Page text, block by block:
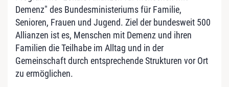
Demenz" des Bundesministeriums für Familie,
Senioren, Frauen und Jugend. Ziel der bundesweit 500
Allianzen ist es, Menschen mit Demenz und ihren
Familien die Teilhabe im Alltag und in der
Gemeinschaft durch entsprechende Strukturen vor Ort
zu ermöglichen.